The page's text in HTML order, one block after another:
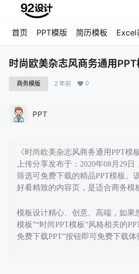
首页 PPT模版 简历模板 Excel
时尚欧美杂志风商务通用PPT
商务模版 2 年前 0
PPT
《时尚欧美杂志风商务通用PPT模
上传分享发布于：2020年08月29
筛选可免费下载的精品PPT模板。
好看精致的内容页，是适合商务模
模板设计精心、创意、高端，如果
模板”“时尚PPT模板”风格相关的
免费下载PPT”按钮即可免费下载体